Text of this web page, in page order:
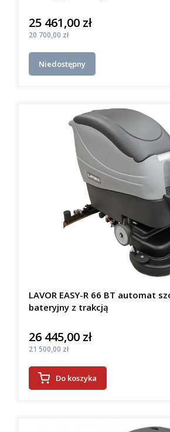
Cena
25 461,00 zł
Cena
20 700,00 zł
Niedostępny
LAVOR EASY-R 66 BT automat
bateryjny z trakcją
Cena
26 445,00 zł
Cena
21 500,00 zł
Do koszyka